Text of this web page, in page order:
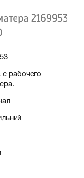
2169953
с рабочего